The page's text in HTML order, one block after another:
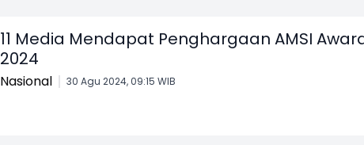
11 Media Mendapat Penghargaan AMSI
2024
Nasional 30 Agu 2024, 09:15 WIB